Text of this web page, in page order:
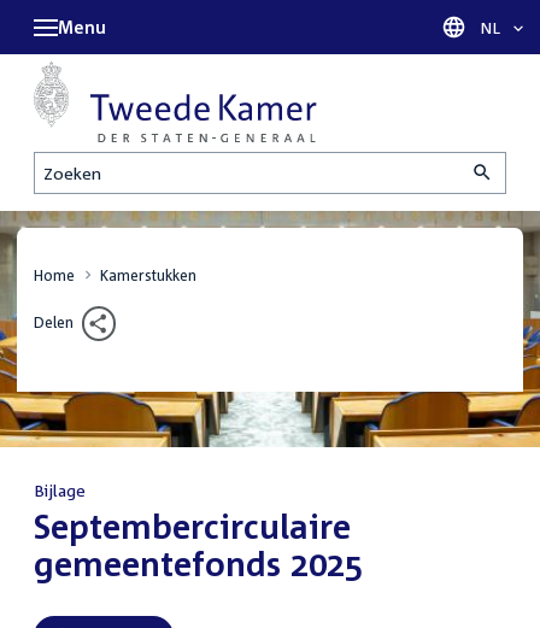
Zoeken
Menu Taal
NL
Home Kamerstukken
Delen
Bijlage
:Septembercirculaire
gemeentefonds 2025